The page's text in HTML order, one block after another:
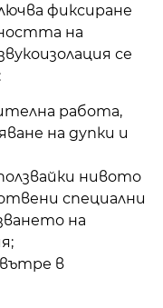
фиксиране
на
се
работа,
на дупки и
нивото
специални
на
в